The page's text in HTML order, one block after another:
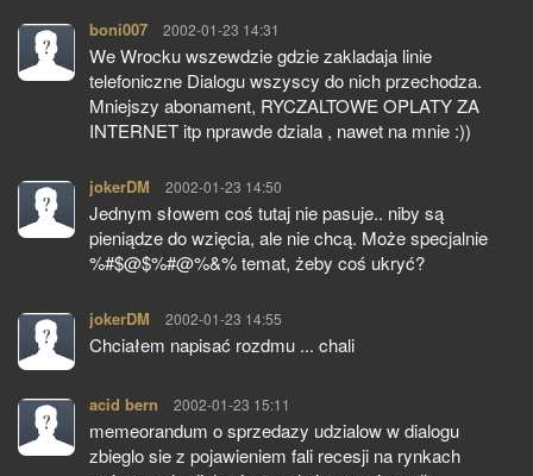
boni007 pisze:
2002-01-23 14:31
We Wrocku wszewdzie gdzie zakladaja linie
telefoniczne Dialogu wszyscy do nich przechodza.
Mniejszy abonament, RYCZALTOWE OPLATY ZA
INTERNET itp nprawde dziala , nawet na mnie :))
jokerDM pisze:
2002-01-23 14:50
Jednym słowem coś tutaj nie pasuje.. niby są
pieniądze do wzięcia, ale nie chcą. Może specjalnie
%#$@$%#@%&% temat, żeby coś ukryć?
jokerDM pisze:
2002-01-23 14:55
Chciałem napisać rozdmu ... chali
acid bern pisze:
2002-01-23 15:11
memeorandum o sprzedazy udzialow w dialogu
zbieglo sie z pojawieniem fali recesji na rynkach